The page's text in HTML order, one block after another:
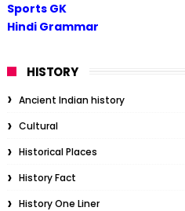
Sports GK
Hindi Grammar
HISTORY
Ancient Indian history
Cultural
Historical Places
History Fact
History One Liner